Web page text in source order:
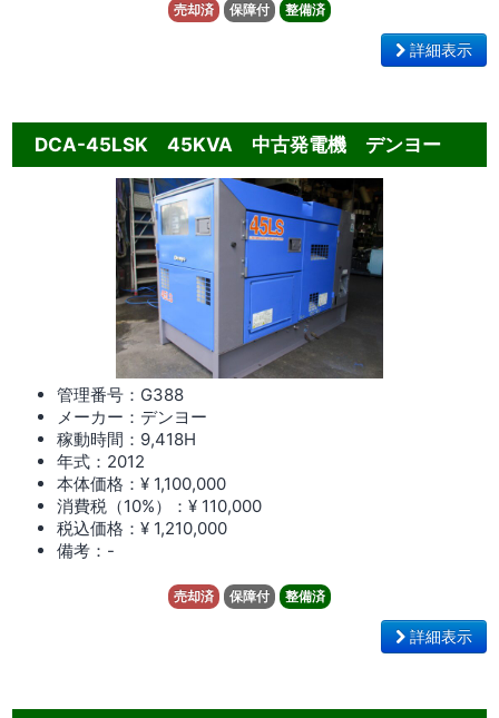
売却済 保障付 整備済
詳細表示
DCA-45LSK 45KVA 中古発電機 デンヨー
管理番号：G388
メーカー：デンヨー
稼動時間：9,418H
年式：2012
本体価格：¥ 1,100,000
消費税（10%）：¥ 110,000
税込価格：¥ 1,210,000
備考：-
売却済 保障付 整備済
詳細表示